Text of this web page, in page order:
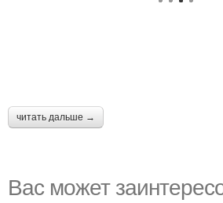
читать дальше →
Вас может